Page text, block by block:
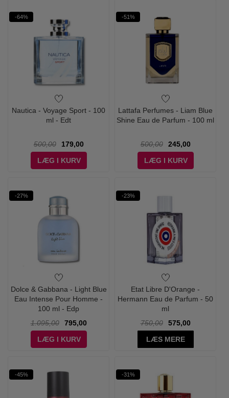
-64%
Nautica - Voyage Sport - 100
ml - Edt
500,00
179,00
LÆG I KURV
-51%
Lattafa Perfumes - Liam Blue
Shine Eau de Parfum - 100 ml
500,00
245,00
LÆG I KURV
-27%
Dolce & Gabbana - Light Blue
Eau Intense Pour Homme -
100 ml - Edp
1.095,00
795,00
LÆG I KURV
-23%
Etat Libre D'Orange -
Hermann Eau de Parfum - 50
ml
750,00
575,00
LÆS MERE
-45% -31%